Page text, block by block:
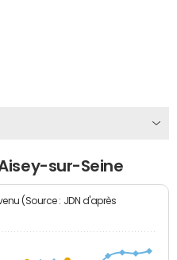
sur-Seine
(Source : JDN d'après